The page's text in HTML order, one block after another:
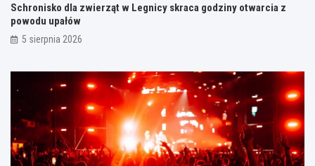
Schronisko dla zwierząt w Legnicy skraca godziny otwarcia z
powodu upałów
5 sierpnia 2026